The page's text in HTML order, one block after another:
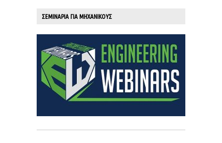
ΣΕΜΙΝΑΡΙΑ ΓΙΑ ΜΗΧΑΝΙΚΟΥΣ